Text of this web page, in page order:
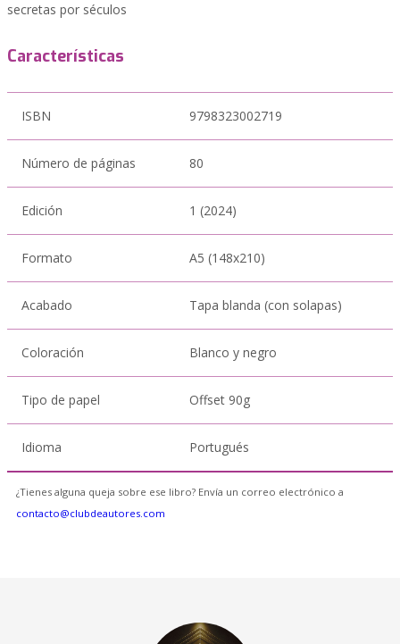
secretas por séculos
Características
ISBN 9798323002719
Número de páginas 80
Edición 1 (2024)
Formato A5 (148x210)
Acabado Tapa blanda (con solapas)
Coloración Blanco y negro
Tipo de papel Offset 90g
Idioma Portugués
¿Tienes alguna queja sobre ese libro? Envía un correo electrónico a
contacto@clubdeautores.com